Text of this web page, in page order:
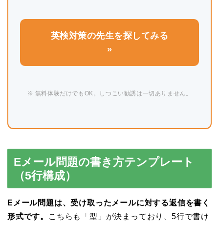
英検対策の先生を探してみる
»
※ 無料体験だけでもOK。しつこい勧誘は一切ありません。
Eメール問題の書き方テンプレート
（5行構成）
Eメール問題は、受け取ったメールに対する返信を書く
形式です。
こちらも「型」が決まっており、5行で書け